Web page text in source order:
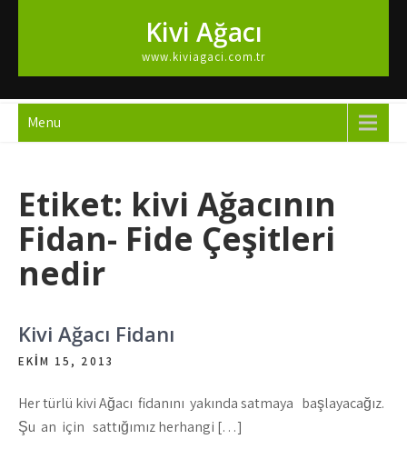
Kivi Ağacı
www.kiviagaci.com.tr
Menu
Etiket: kivi Ağacının
Fidan- Fide Çeşitleri
nedir
Kivi Ağacı Fidanı
EKIM 15, 2013
Her türlü kivi Ağacı fidanını yakında satmaya başlayacağız.
Şu an için sattığımız herhangi […]